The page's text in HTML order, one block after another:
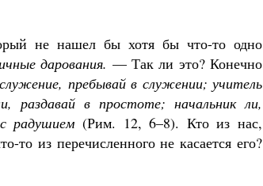
не нашел бы хотя бы что-то одно
дарования. — Так ли это? Конечно
пребывай в служении; учитель
раздавай в простоте; начальник ли,
радушием (Рим. 12, 6–8). Кто из нас,
то из перечисленного не касается его?